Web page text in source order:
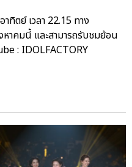
ตย์ เวลา 22.15 ทาง
คมนี้ และสามารถรับชมย้อน
: IDOLFACTORY